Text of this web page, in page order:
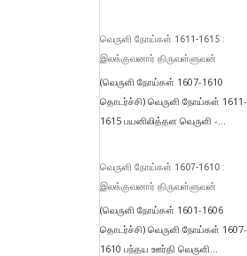
வெருளி நோய்கள் 1611-1615 :
இலக்குவனார் திருவள்ளுவன்
(வெருளி நோய்கள் 1607-1610
தொடர்ச்சி) வெருளி நோய்கள் 1611-
1615 பயனிலித்தள வெருளி -...
வெருளி நோய்கள் 1607-1610 :
இலக்குவனார் திருவள்ளுவன்
(வெருளி நோய்கள் 1601-1606
தொடர்ச்சி) வெருளி நோய்கள் 1607-
1610 பந்தய ஊர்தி வெருளி...